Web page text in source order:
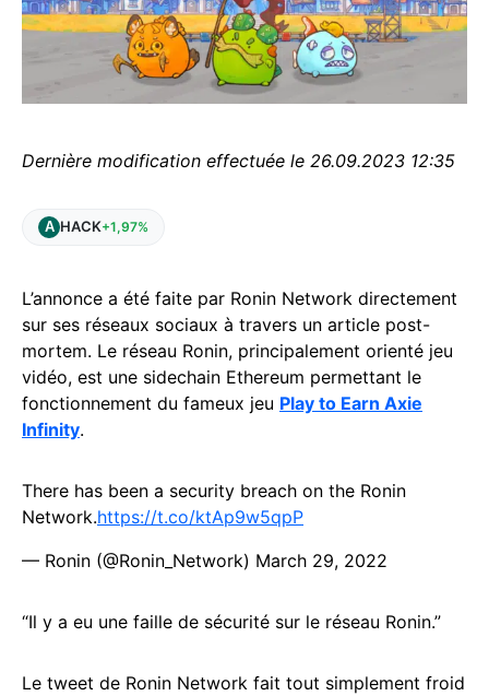
Dernière modification effectuée le 26.09.2023 12:35
HACK+1,97%
L’annonce a été faite par Ronin Network directement
sur ses réseaux sociaux à travers un article post-
mortem. Le réseau Ronin, principalement orienté jeu
vidéo, est une sidechain Ethereum permettant le
fonctionnement du fameux jeu Play to Earn Axie
Infinity.
There has been a security breach on the Ronin
Network.https://t.co/ktAp9w5qpP
— Ronin (@Ronin_Network) March 29, 2022
“Il y a eu une faille de sécurité sur le réseau Ronin.”
Le tweet de Ronin Network fait tout simplement froid